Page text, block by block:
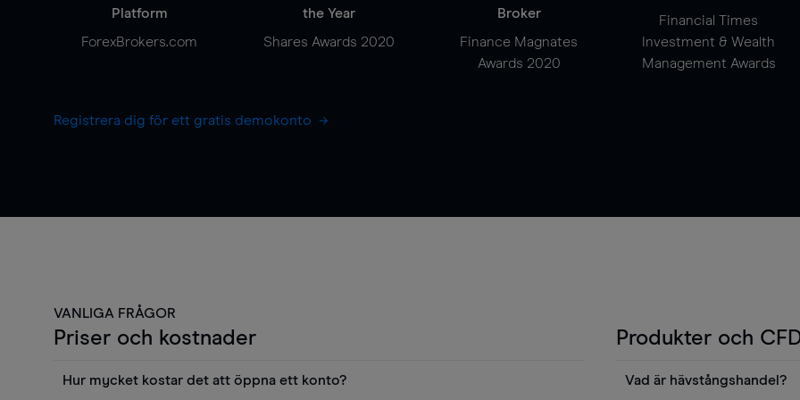
Platform
ForexBrokers.com
the Year
Shares Awards 2020
Broker
Finance Magnates
Awards 2020
Financial Times
Investment & Wealth
Management Awards
Registrera dig för ett gratis demokonto
VANLIGA FRÅGOR
Priser och kostnader
Hur mycket kostar det att öppna ett konto?
Produkter och
Vad är hävstångshandel?